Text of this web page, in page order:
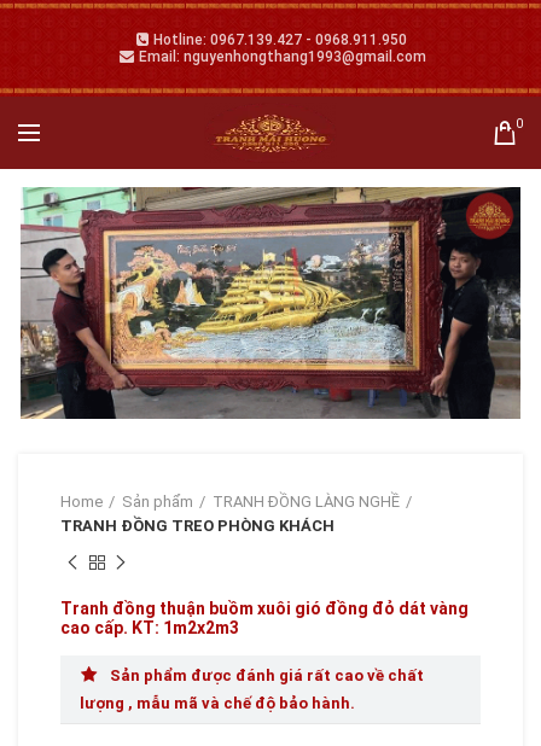
Hotline: 0967.139.427 - 0968.911.950
Email: nguyenhongthang1993@gmail.com
0
Home Sản phẩm
TRANH ĐỒNG LÀNG NGHỀ
TRANH ĐỒNG TREO PHÒNG KHÁCH
Tranh đồng thuận buồm xuôi gió đồng đỏ dát vàng
cao cấp. KT: 1m2x2m3
Sản phẩm được đánh giá rất cao về chất
lượng , mẫu mã và chế độ bảo hành.